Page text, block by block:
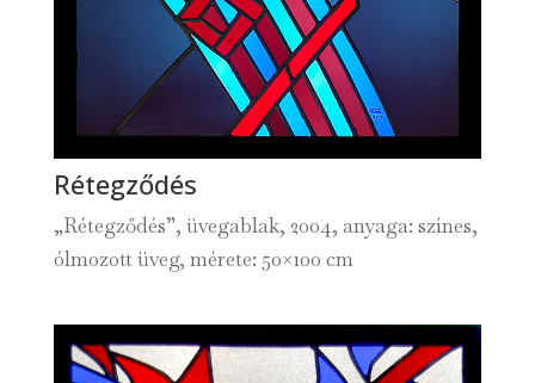
Rétegződés
„Rétegződés”, üvegablak, 2004, anyaga: színes,
ólmozott üveg, mérete: 50×100 cm